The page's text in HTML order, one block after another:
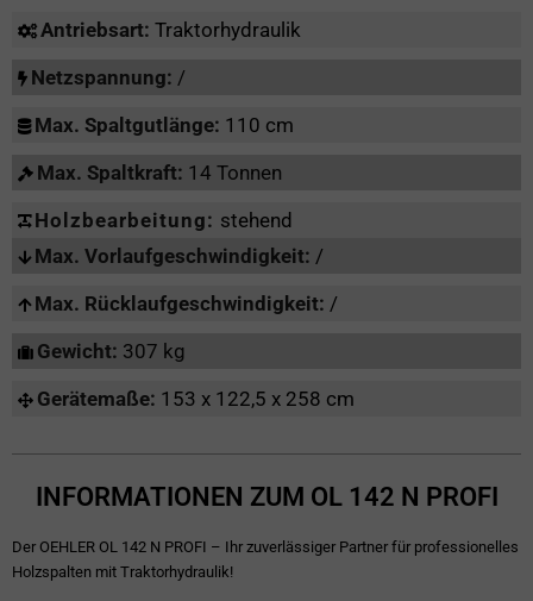
Antriebsart: Traktorhydraulik
Netzspannung: /
Max. Spaltgutlänge: 110 cm
Max. Spaltkraft: 14 Tonnen
Holzbearbeitung: stehend
Max. Vorlaufgeschwindigkeit: /
Max. Rücklaufgeschwindigkeit: /
Gewicht: 307 kg
Gerätemaße: 153 x 122,5 x 258 cm
INFORMATIONEN ZUM OL 142 N PROFI
Der OEHLER OL 142 N PROFI – Ihr zuverlässiger Partner für professionelles
Holzspalten mit Traktorhydraulik!